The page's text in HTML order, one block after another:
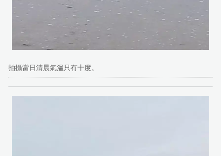
拍攝當日清晨氣溫只有十度。